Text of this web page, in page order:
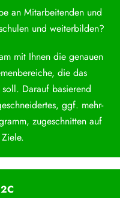
an Mitarbeitenden und
und weiterbilden?
mit Ihnen die genauen
die das
Darauf basierend
ggf. mehr-
zugeschnitten auf